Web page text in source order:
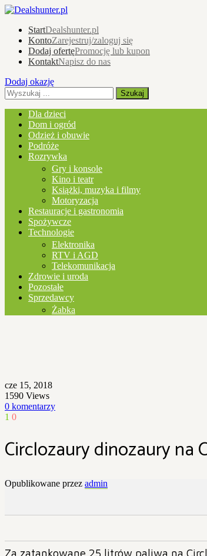
StartDealshunter.pl
KontoZarejestruj/zaloguj się
Dodaj ofertęPromocję lub kupon
KontaktNapisz do nas
Dodaj okazję
Dla dzieci
Dom i ogród
Odzież i obuwie
Podróże
Rozrywka
Gry i konsole
Kino i teatr
Książki, muzyka i filmy
Motoryzacja
Restauracje i gastronomia
Spożywcze
Technologie
Elektronika
RTV i AGD
Telekomunikacja
Zdrowie i uroda
Pozostałe
Sprzedawcy
Żabka
cze 15, 2018
1590 Views
0 komentarzy
1 0
Circlozaury dinozaury na
Opublikowane przez admin
Za zatankowane 25 litrów paliwa na